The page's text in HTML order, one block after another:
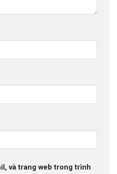
và trang web trong trình